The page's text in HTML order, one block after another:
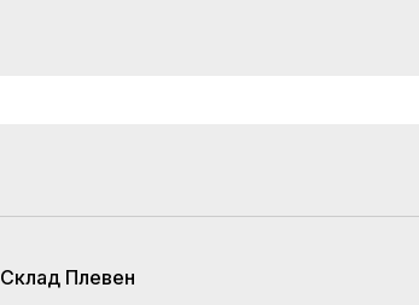
Склад Плевен